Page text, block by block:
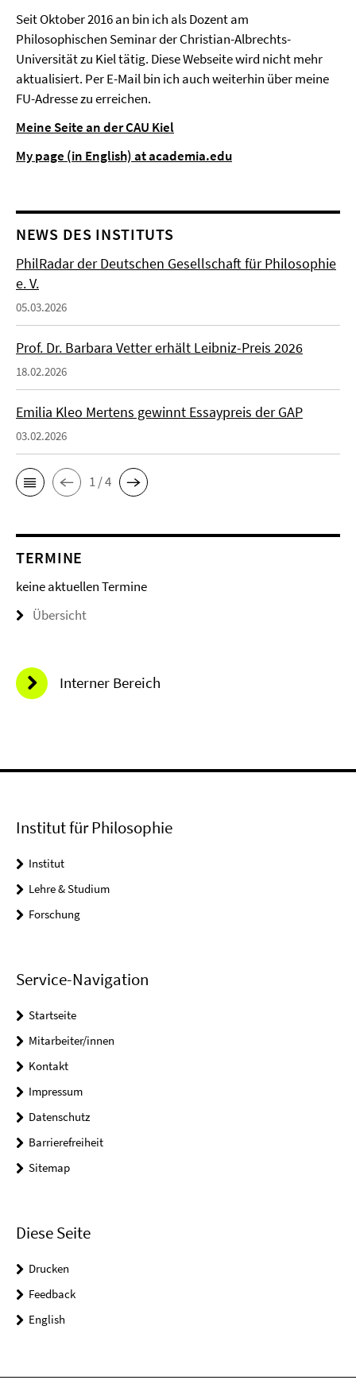
Seit Oktober 2016 an bin ich als Dozent am
Philosophischen Seminar der Christian-Albrechts-
Universität zu Kiel tätig. Diese Webseite wird nicht mehr
aktualisiert. Per E-Mail bin ich auch weiterhin über meine
FU-Adresse zu erreichen.
Meine Seite an der CAU Kiel
My page (in English) at academia.edu
NEWS DES INSTITUTS
PhilRadar der Deutschen Gesellschaft für Philosophie
e. V.
05.03.2026
Prof. Dr. Barbara Vetter erhält Leibniz-Preis 2026
18.02.2026
Emilia Kleo Mertens gewinnt Essaypreis der GAP
03.02.2026
1 / 4
TERMINE
keine aktuellen Termine
Übersicht
Interner Bereich
Institut für Philosophie
Institut
Lehre & Studium
Forschung
Service-Navigation
Startseite
Mitarbeiter/innen
Kontakt
Impressum
Datenschutz
Barrierefreiheit
Sitemap
Diese Seite
Drucken
Feedback
English